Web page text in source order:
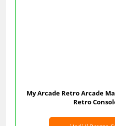
My Arcade Retro Arcade
Retro